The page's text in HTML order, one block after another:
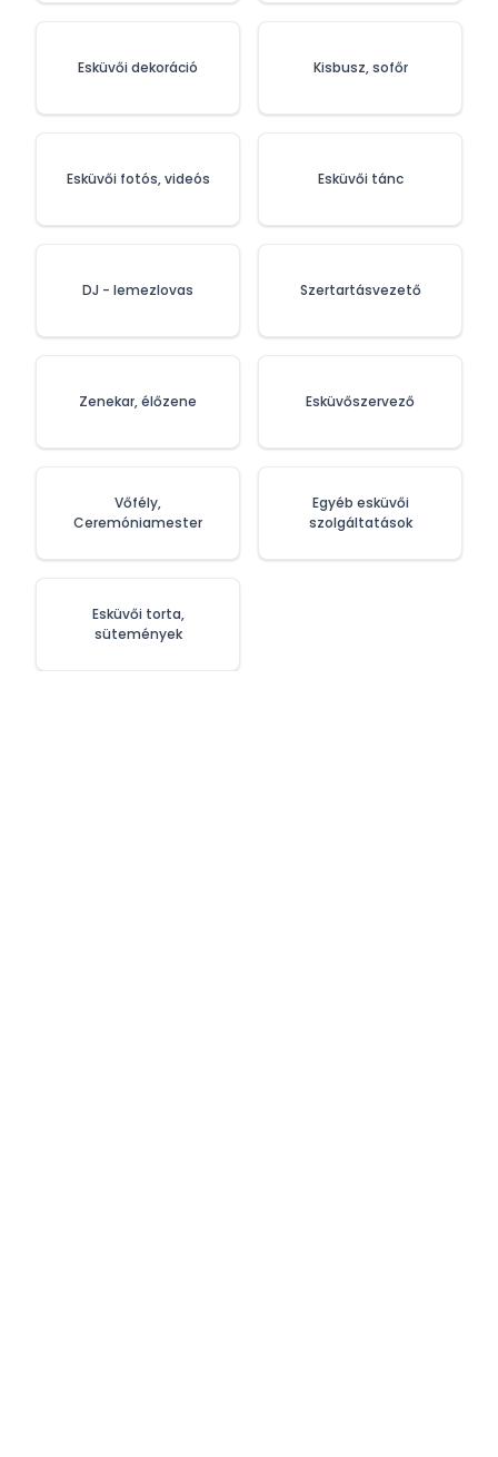
Esküvői dekoráció
Esküvői fotós, videós
DJ - lemezlovas
Zenekar, élőzene
Vőfély,
Ceremóniamester
Esküvői torta,
sütemények
Kisbusz, sofőr
Esküvői tánc
Szertartásvezető
Esküvőszervező
Egyéb esküvői
szolgáltatások